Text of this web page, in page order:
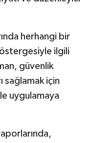
herhangi bir
ilgili
güvenlik
sağlamak için
uygulamaya